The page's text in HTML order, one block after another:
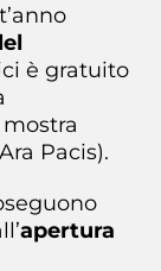
è gratuito
Pacis).
apertura